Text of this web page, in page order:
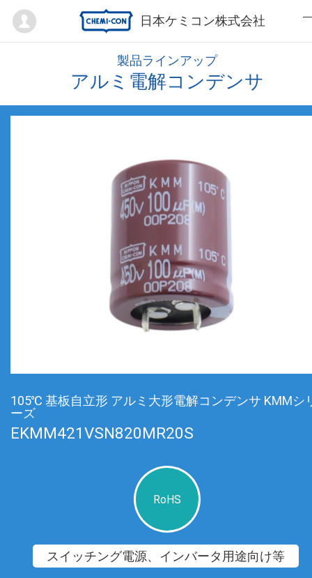
日本ケミコン株式会社
Mypage
製品ラインアップ
アルミ電解コンデンサ
105℃ 基板自立形 アルミ大形電解コンデンサ KMMシ
ーズ
EKMM421VSN820MR20S
RoHS
スイッチング電源、インバータ用途向け等